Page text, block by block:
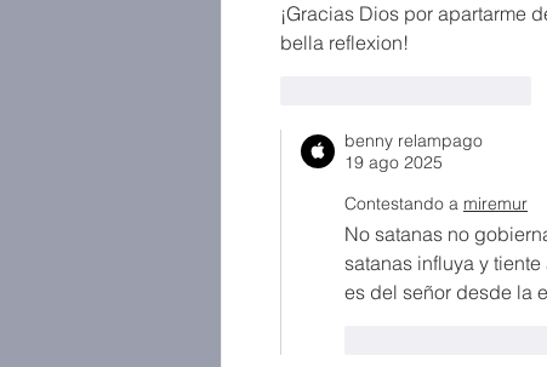
¡Gracias Dios por apartarme
bella reflexion!
benny relampago
19 ago 2025
Contestando a miremur
No satanas no
satanas influya y
es del señor desde la